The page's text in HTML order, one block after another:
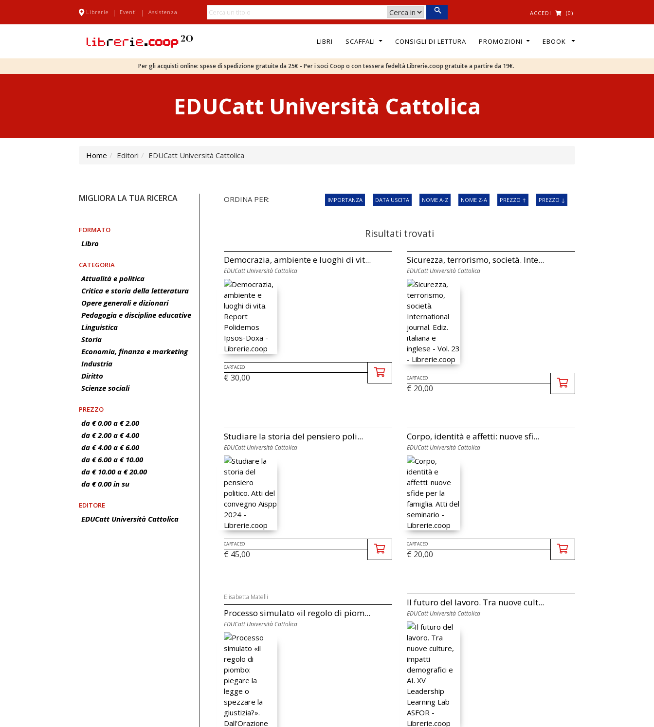
Librerie | Eventi | Assistenza ACCEDI (0)
LIBRI SCAFFALI CONSIGLI DI LETTURA PROMOZIONI EBOOK
Per gli acquisti online: spese di spedizione gratuite da 25€ - Per i soci Coop o con tessera fedeltà Librerie.coop gratuite a partire da 19€.
EDUCatt Università Cattolica
Home Editori EDUCatt Università Cattolica
MIGLIORA LA TUA RICERCA
FORMATO
Libro
CATEGORIA
Attualità e politica
Critica e storia della letteratura
Opere generali e dizionari
Pedagogia e discipline educative
Linguistica
Storia
Economia, finanza e marketing
Industria
Diritto
Scienze sociali
PREZZO
da € 0.00 a € 2.00
da € 2.00 a € 4.00
da € 4.00 a € 6.00
da € 6.00 a € 10.00
da € 10.00 a € 20.00
da € 0.00 in su
EDITORE
EDUCatt Università Cattolica
ORDINA PER: IMPORTANZA DATA USCITA NOME A-Z NOME Z-A PREZZO ↑ PREZZO ↓
Risultati trovati
Democrazia, ambiente e luoghi di vit...
EDUCatt Università Cattolica
CARTACEO
€ 30,00
Sicurezza, terrorismo, società. Inte...
EDUCatt Università Cattolica
CARTACEO
€ 20,00
Studiare la storia del pensiero poli...
EDUCatt Università Cattolica
CARTACEO
€ 45,00
Corpo, identità e affetti: nuove sfi...
EDUCatt Università Cattolica
CARTACEO
€ 20,00
Elisabetta Matelli
Processo simulato «il regolo di piom...
EDUCatt Università Cattolica
Il futuro del lavoro. Tra nuove cult...
EDUCatt Università Cattolica